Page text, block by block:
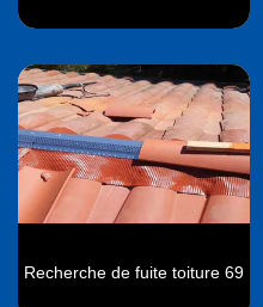
Recherche de fuite toiture 69